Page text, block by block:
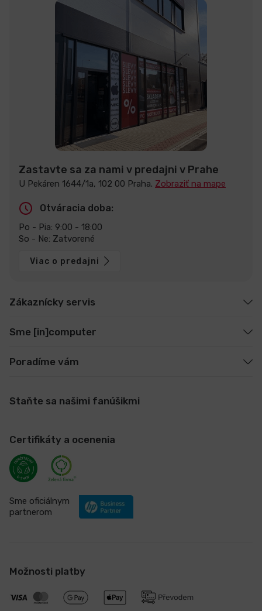
Zastavte sa za nami v predajni v Prahe
U Pekáren 1644/1a, 102 00 Praha. Zobraziť na mape
Otváracia doba:
Po - Pia: 9:00 - 18:00
So - Ne: Zatvorené
Viac o predajni
Zákaznícky servis
Sme [in]computer
Poradíme vám
Staňte sa našimi fanúšikmi
Certifikáty a ocenenia
Sme oficiálnym
partnerom
Možnosti platby